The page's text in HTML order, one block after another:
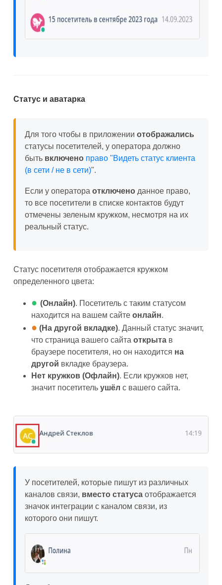
Статус и аватарка
Для того чтобы в приложении отображались
статусы посетителей, у оператора должно
быть включено право "Видеть статус клиента
(в сети / не в сети)".
Если у оператора отключено данное право,
то все посетители в списке контактов будут
отмечены зеленым кружком, несмотря на их
реальный статус.
Статус посетителя отображается кружком
определенного цвета:
● (Онлайн). Посетитель с таким статусом
находится на вашем сайте онлайн.
● (На другой вкладке). Данный статус значит,
что страница вашего сайта открыта в
браузере посетителя, но он находится на
другой вкладке браузера.
Нет кружков (Офлайн). Если кружков нет,
значит посетитель ушёл с вашего сайта.
У посетителей, которые пишут из различных
каналов связи, вместо статуса отображается
значок интеграции с каналом связи, из
которого они пишут.